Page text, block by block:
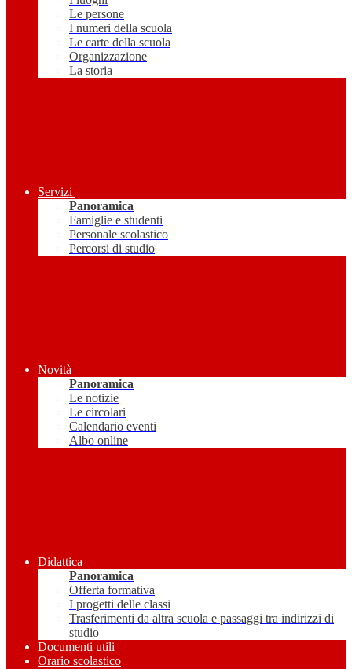
Le persone
I numeri della scuola
Le carte della scuola
Organizzazione
La storia
Servizi
Panoramica
Famiglie e studenti
Personale scolastico
Percorsi di studio
Novità
Panoramica
Le notizie
Le circolari
Calendario eventi
Albo online
Didattica
Panoramica
Offerta formativa
I progetti delle classi
Trasferimenti da altra scuola e passaggi tra indirizzi di
studio
Documenti utili
Orario scolastico